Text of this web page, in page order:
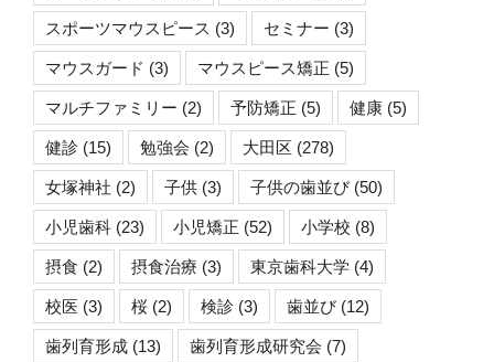
スポーツマウスピース (3) セミナー (3)
マウスガード (3) マウスピース矯正 (5)
マルチファミリー (2) 予防矯正 (5) 健康 (5)
健診 (15) 勉強会 (2) 大田区 (278)
女塚神社 (2) 子供 (3) 子供の歯並び (50)
小児歯科 (23) 小児矯正 (52) 小学校 (8)
摂食 (2) 摂食治療 (3) 東京歯科大学 (4)
校医 (3) 桜 (2) 検診 (3) 歯並び (12)
歯列育形成 (13) 歯列育形成研究会 (7)